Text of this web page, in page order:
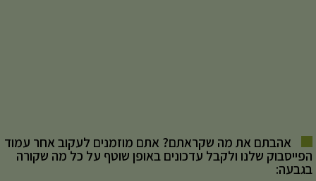
אהבתם את מה שקראתם? אתם מוזמנים לעקוב אחר עמוד
הפייסבוק שלנו ולקבל עדכונים באופן שוטף על כל מה שקורה
בגבעה: